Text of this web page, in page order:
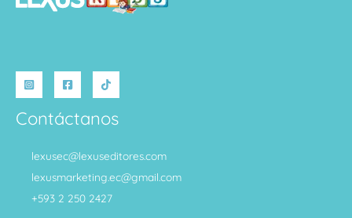
Contáctanos
lexusec@lexuseditores.com
lexusmarketing.ec@gmail.com
+593 2 250 2427